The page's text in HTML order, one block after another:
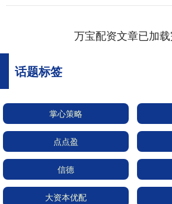
万宝配资文章已加
话题标签
掌心策略
点点盈
信德
大资本优配